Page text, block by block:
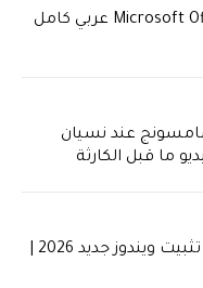
تحميل اوفيس Microsoft Office 365 عربي كامل
عند نسيان
ما قبل الكارثة